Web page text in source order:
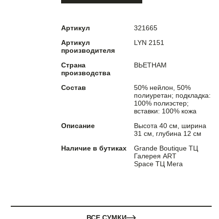
Артикул
321665
Артикул
производителя
LYN 2151
Страна
производства
ВЬЕТНАМ
Состав
50% нейлон, 50%
полиуретан; подкладка:
100% полиэстер;
вставки: 100% кожа
Описание
Высота 40 см, ширина
31 см, глубина 12 см
Наличие в бутиках
Grande Boutique ТЦ
Галерея ART
Space ТЦ Мега